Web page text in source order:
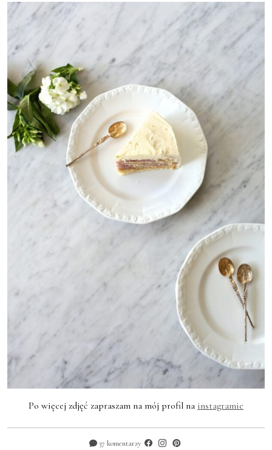
Po więcej zdjęć zapraszam na mój profil na instagramie
37 komentarzy